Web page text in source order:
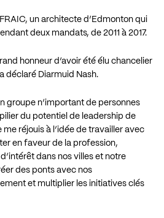
un architecte d’Edmonton qui
deux mandats, de 2011 à 2017.
honneur d’avoir été élu chancelier
déclaré Diarmuid Nash.
groupe n’important de personnes
du potentiel de leadership de
me réjouis à l’idée de travailler avec
en faveur de la profession,
dans nos villes et notre
des ponts avec nos
et multiplier les initiatives clés